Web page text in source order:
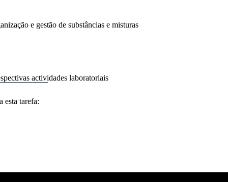
e gestão de substâncias e misturas
actividades laboratoriais
esta tarefa: